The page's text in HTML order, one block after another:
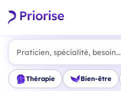
Praticien, spécialité, besoin...
Thérapie Bien-être